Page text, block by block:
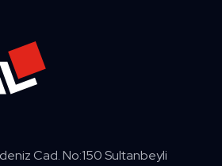
Cad. No:150 Sultanbeyli